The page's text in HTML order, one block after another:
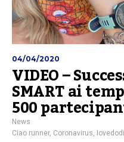
04/04/2020
VIDEO –
SMART ai
500
News
Ciao runner, Coronavirus,